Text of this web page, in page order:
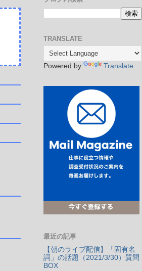
TRANSLATE
Powered by Translate
最近の記事
【朝のライブ配信】「固有名
詞」の話題（2021/3/30）質問
BOX